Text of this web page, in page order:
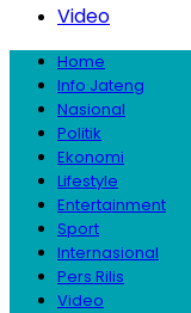
Video
Home
Info Jateng
Nasional
Politik
Ekonomi
Lifestyle
Entertainment
Sport
Internasional
Pers Rilis
Video